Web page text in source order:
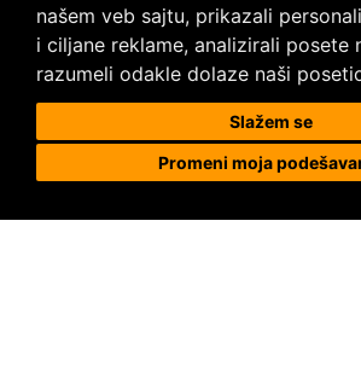
našem veb sajtu, prikazali
i ciljane reklame, analizirali posete
razumeli odakle dolaze naši
Slažem se
Promeni moja
Prodaja i ugradnja podnih
Megapod d.o.o.